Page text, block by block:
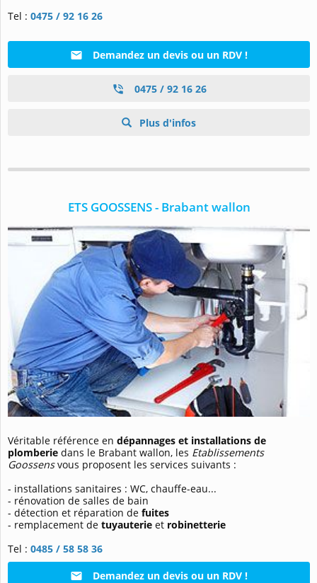
Tel : 0475 / 92 16 26
Demandez un devis ou un RDV !
0475 / 92 16 26
Plus d'infos
ETS GOOSSENS - Brabant wallon
Véritable référence en dépannages et installations de
plomberie dans le Brabant wallon, les Etablissements
Goossensvous proposent les services suivants :
- installations sanitaires : WC, chauffe-eau...
- rénovation de salles de bain
- détection et réparation de fuites
- remplacement de tuyauterie et robinetterie
Tel : 0485 / 58 58 36
Demandez un devis ou un RDV !